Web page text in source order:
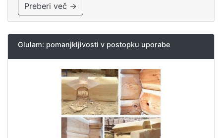
Preberi več →
Glulam: pomanjkljivosti v postopku uporabe